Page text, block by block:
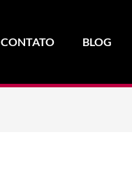
CONTATO BLOG